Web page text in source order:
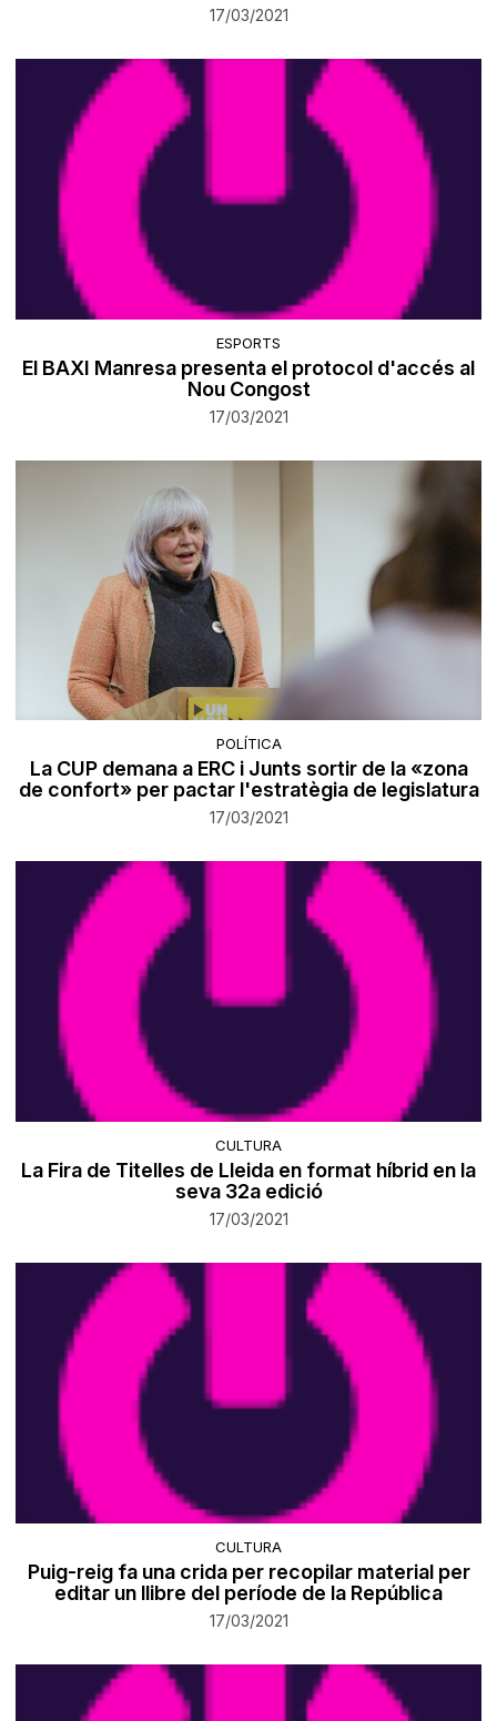
17/03/2021
ESPORTS
El BAXI Manresa presenta el protocol d'accés al
Nou Congost
17/03/2021
POLÍTICA
La CUP demana a ERC i Junts sortir de la «zona
de confort» per pactar l'estratègia de legislatura
17/03/2021
CULTURA
La Fira de Titelles de Lleida en format híbrid en la
seva 32a edició
17/03/2021
CULTURA
Puig-reig fa una crida per recopilar material per
editar un llibre del període de la República
17/03/2021